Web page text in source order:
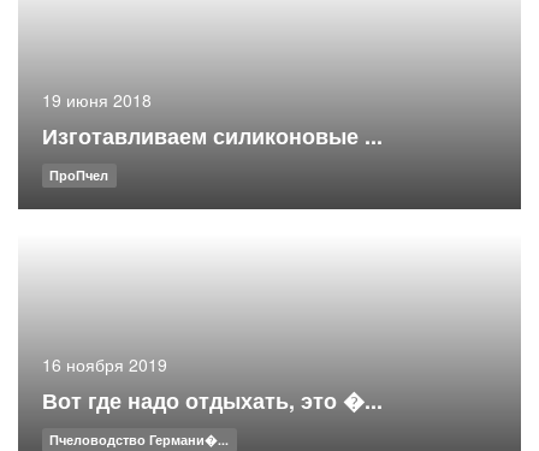
19 июня 2018
Изготавливаем силиконовые ...
ПроПчел
16 ноября 2019
Вот где надо отдыхать, это �...
Пчеловодство Германи�...